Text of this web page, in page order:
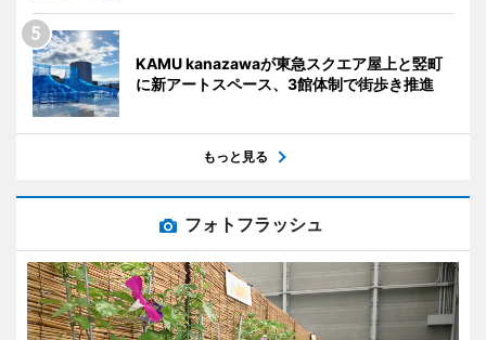
KAMU kanazawaが東急スクエア屋上と竪町
に新アートスペース、3館体制で街歩き推進
もっと見る
フォトフラッシュ